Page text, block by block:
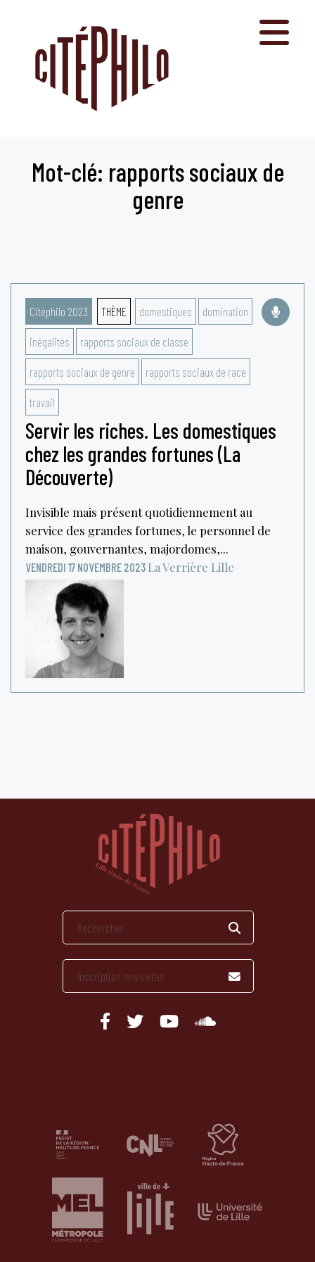
Mot-clé: rapports sociaux de
genre
Citéphilo 2023 THÈME domestiques domination
inégalités rapports sociaux de classe
rapports sociaux de genre rapports sociaux de race
travail
Servir les riches. Les domestiques
chez les grandes fortunes (La
Découverte)
Invisible mais présent quotidiennement au
service des grandes fortunes, le personnel de
maison, gouvernantes, majordomes,...
VENDREDI 17 NOVEMBRE 2023 La Verrière Lille